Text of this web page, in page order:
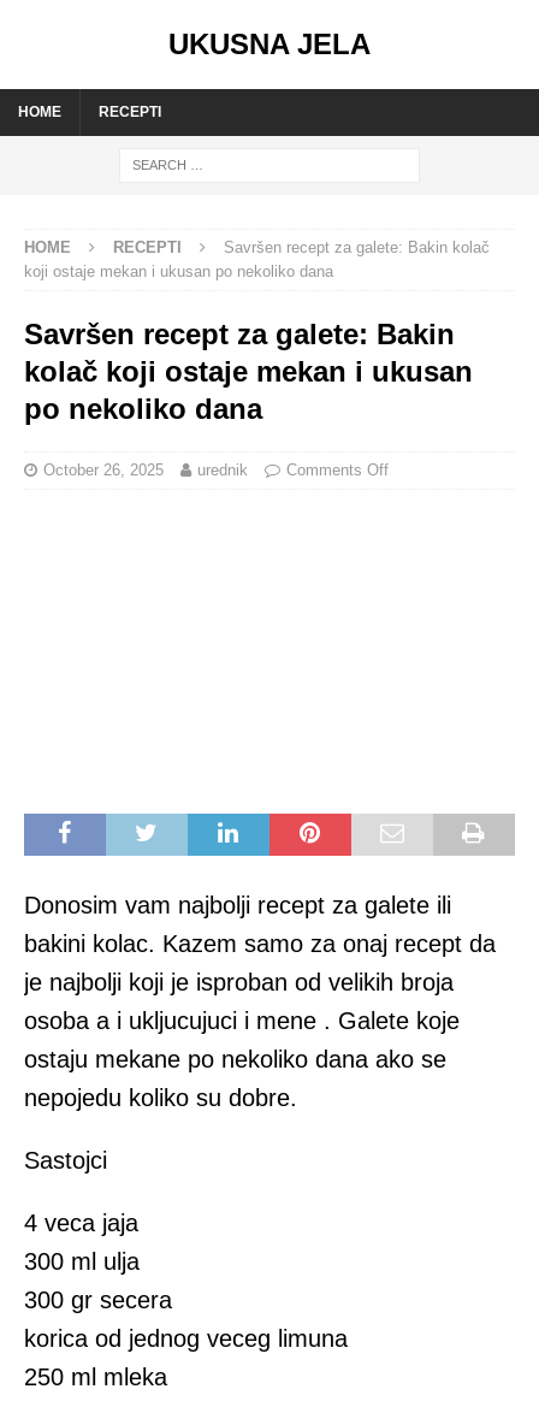
UKUSNA JELA
HOME RECEPTI
HOME RECEPTI
Savršen recept za galete: Bakin kolač
koji ostaje mekan i ukusan po nekoliko dana
Savršen recept za galete: Bakin
kolač koji ostaje mekan i ukusan
po nekoliko dana
October 26, 2025 urednik Comments Off
Donosim vam najbolji recept za galete ili
bakini kolac. Kazem samo za onaj recept da
je najbolji koji je isproban od velikih broja
osoba a i ukljucujuci i mene . Galete koje
ostaju mekane po nekoliko dana ako se
nepojedu koliko su dobre.
Sastojci
4 veca jaja
300 ml ulja
300 gr secera
korica od jednog veceg limuna
250 ml mleka